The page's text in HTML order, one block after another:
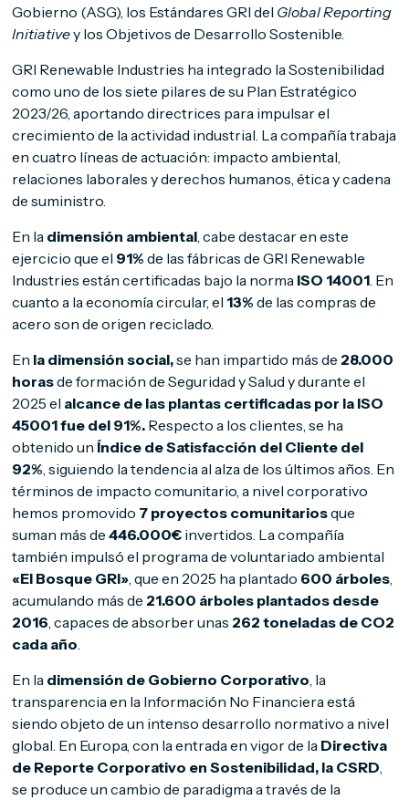
Gobierno (ASG), los Estándares GRI del Global Reporting
Initiativey los Objetivos de Desarrollo Sostenible.
GRI Renewable Industries ha integrado la Sostenibilidad
como uno de los siete pilares de su Plan Estratégico
2023/26, aportando directrices para impulsar el
crecimiento de la actividad industrial. La compañía trabaja
en cuatro líneas de actuación: impacto ambiental,
relaciones laborales y derechos humanos, ética y cadena
de suministro.
En la dimensión ambiental , cabe destacar en este
ejercicio que el 91% de las fábricas de GRI Renewable
Industries están certificadas bajo la norma ISO 14001 . En
cuanto a la economía circular, el 13% de las compras de
acero son de origen reciclado.
En la dimensión social,se han impartido más de 28.000
horasde formación de Seguridad y Salud y durante el
2025 el alcance de las plantas certificadas por la ISO
45001 fue del 91%. Respecto a los clientes, se ha
obtenido un Índice de Satisfacción del Cliente del
92% , siguiendo la tendencia al alza de los últimos años. En
términos de impacto comunitario, a nivel corporativo
hemos promovido 7 proyectos comunitariosque
suman más de446.000€ invertidos. La compañía
también impulsó el programa de voluntariado ambiental
«El Bosque GRI» , que en 2025 ha plantado 600 árboles
acumulando más de 21.600 árboles plantados desde
2016 , capaces de absorber unas 262 toneladas de CO2
cada año
En la dimensión de Gobierno Corporativo , la
transparencia en la Información No Financiera está
siendo objeto de un intenso desarrollo normativo a nivel
global. En Europa, con la entrada en vigor de la Directiva
de Reporte Corporativo en Sostenibilidad, la CSRD
se produce un cambio de paradigma a través de la